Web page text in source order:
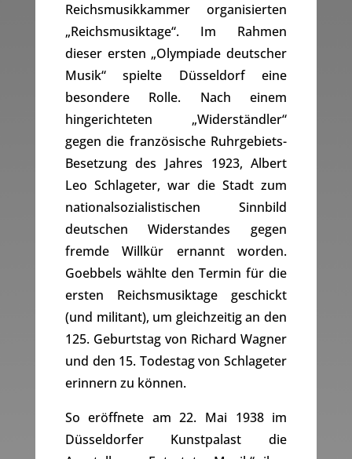
Reichsmusikkammer organisierten
„Reichsmusiktage“. Im Rahmen
dieser ersten „Olympiade deutscher
Musik“ spielte Düsseldorf eine
besondere Rolle. Nach einem
hingerichteten „Widerständler“
gegen die französische Ruhrgebiets-
Besetzung des Jahres 1923, Albert
Leo Schlageter, war die Stadt zum
nationalsozialistischen Sinnbild
deutschen Widerstandes gegen
fremde Willkür ernannt worden.
Goebbels wählte den Termin für die
ersten Reichsmusiktage geschickt
(und militant), um gleichzeitig an den
125. Geburtstag von Richard Wagner
und den 15. Todestag von Schlageter
erinnern zu können.
So eröffnete am 22. Mai 1938 im
Düsseldorfer Kunstpalast die